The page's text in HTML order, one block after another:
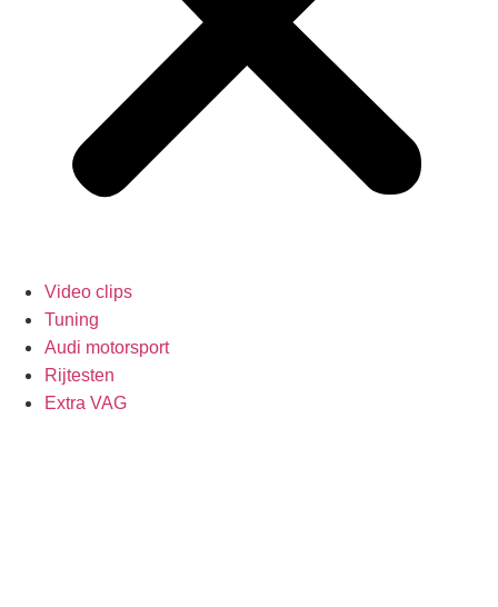
Video clips
Tuning
Audi motorsport
Rijtesten
Extra VAG